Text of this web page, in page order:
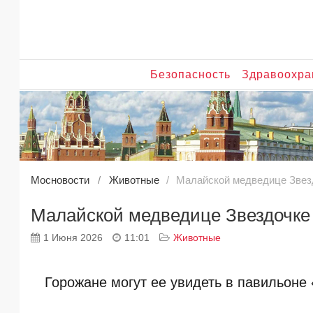
Безопасность
Мосновости Животные Малайской медведице
Малайской медведице
1 Июня 2026 11:01 Животные
Горожане могут ее увидеть в